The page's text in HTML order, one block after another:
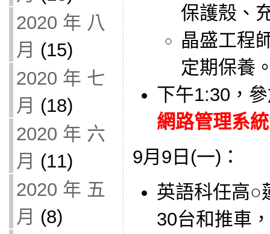
2020 年 八
月 (15)
2020 年 七
月 (18)
2020 年 六
月 (11)
2020 年 五
月 (8)
保護殼、
晶盛工程
定期保養
下午1:30，
網路管理系
9月9日(一)：
英語科任高○
30台和推車